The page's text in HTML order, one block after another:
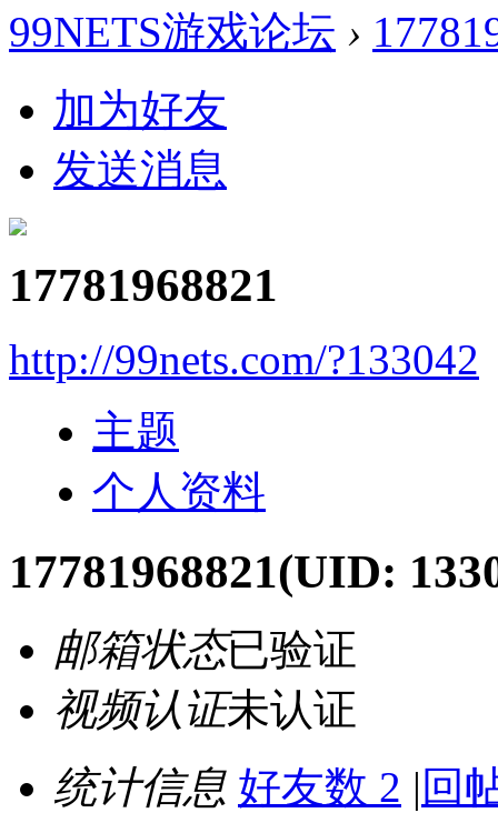
99NETS游戏论坛 ›
加为好友
发送消息
17781968821
http://99nets.com/?133042
主题
个人资料
17781968821(UID:
邮箱状态已验证
视频认证未认证
统计信息 好友数 2 | 回